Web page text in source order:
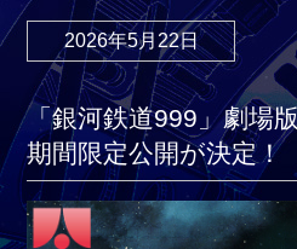
2026年5月22日
「銀河鉄道999」劇場
期間限定公開が決定！